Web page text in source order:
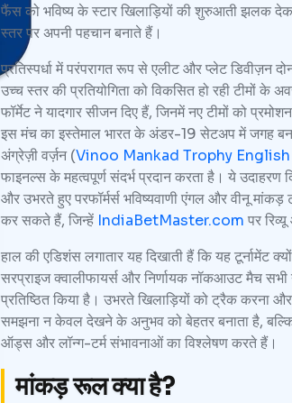
फैंस को भविष्य के स्टार खिलाड़ियों की शुरुआती झलक
स्तर पर अपनी पहचान बनाते हैं।
प्रतिस्पर्धा में परंपरागत रूप से एलीट और प्लेट डिवीज़न
उच्च स्तर की प्रतियोगिता को विकसित हो रही टीमों
फॉर्मेट ने यादगार सीजन दिए हैं, जिनमें नए टीमों को
इस मंच का इस्तेमाल भारत के अंडर-19 सेटअप में जगह
अंग्रेज़ी वर्ज़न (Vinoo Mankad Trophy
फाइनल्स के महत्वपूर्ण संदर्भ प्रदान करता है। ये उदाहरण
और उभरते हुए परफॉर्मर्स भविष्यवाणी एंगल और वीनू मांकड़
कर सकते हैं, जिन्हें IndiaBetMaster.com पर
हाल की एडिशंस लगातार यह दिखाती हैं कि यह टूर्नामेंट
सरप्राइज क्वालीफायर्स और निर्णायक नॉकआउट मैच
प्रतिष्ठित किया है। उभरते खिलाड़ियों को ट्रैक करना और
समझना न केवल देखने के अनुभव को बेहतर बनाता है, बल्कि
ऑड्स और लॉन्ग-टर्म संभावनाओं का विश्लेषण करते हैं।
मांकड़ रूल क्या है?